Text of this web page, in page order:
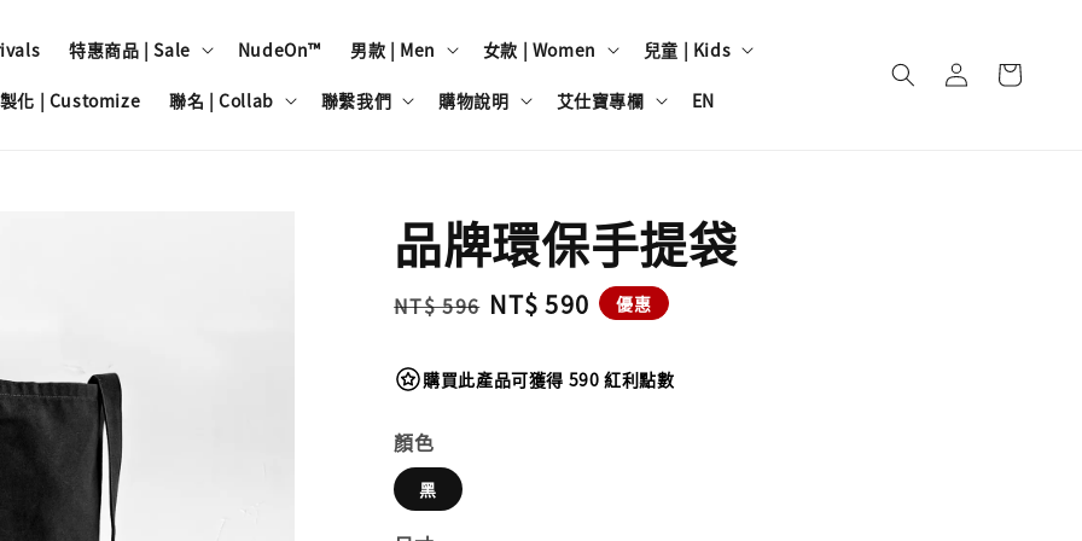
特惠商品 | Sale NudeOn™ 男款 | Men 女款 | Women 兒童 | Kids
化 | Customize 聯名 | Collab 聯繫我們 購物說明 艾仕寶專欄 EN
品牌環保手提袋
Regular
NT$ 596 Sale
NT$ 590 優惠
購買此產品可獲得 590 紅利點數
顏色
黑